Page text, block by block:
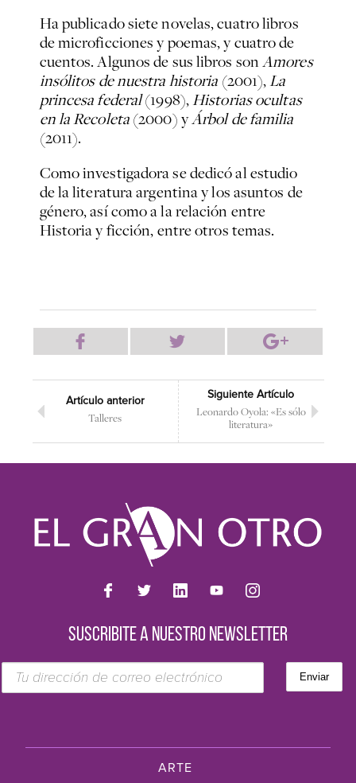
Ha publicado siete novelas, cuatro libros
de microficciones y poemas, y cuatro de
cuentos. Algunos de sus libros sonAmores
insólitos de nuestra historia (2001),La
princesa federal(1998),Historias ocultas
en la Recoleta(2000) yÁrbol de familia
(2011).
Como investigadora se dedicó al estudio
de la literatura argentina y los asuntos de
género, así como a la relación entre
Historia y ficción, entre otros temas.
Artículo anterior
Talleres
Siguiente Artículo
Leonardo Oyola: «Es sólo
literatura»
SUSCRIBITE A NUESTRO NEWSLETTER
ARTE